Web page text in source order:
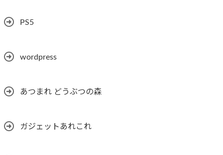
PS5
wordpress
あつまれ どうぶつの森
ガジェットあれこれ